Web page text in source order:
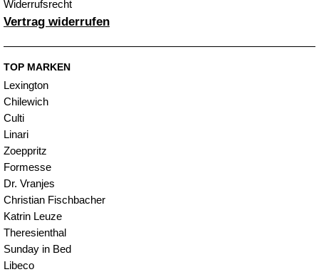
Widerrufsrecht
Vertrag widerrufen
TOP MARKEN
Lexington
Chilewich
Culti
Linari
Zoeppritz
Formesse
Dr. Vranjes
Christian Fischbacher
Katrin Leuze
Theresienthal
Sunday in Bed
Libeco